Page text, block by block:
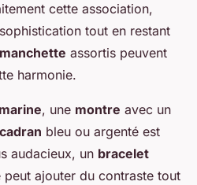
cette association,
tout en restant
assortis peuvent
harmonie.
, une montre avec un
cadran bleu ou argenté est
audacieux, un bracelet
peut ajouter du contraste tout